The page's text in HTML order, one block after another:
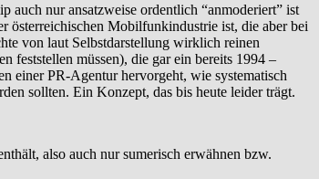
auch nur ansatzweise ordentlich “anmoderiert” ist
österreichischen Mobilfunkindustrie ist, die aber bei
von laut Selbstdarstellung wirklich reinen
feststellen müssen), die gar ein bereits 1994 –
einer PR-Agentur hervorgeht, wie systematisch
sollten. Ein Konzept, das bis heute leider trägt.
also auch nur sumerisch erwähnen bzw.